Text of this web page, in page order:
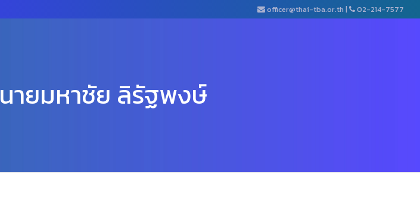
officer@thai-tba.or.th | 02-214-7577
นายมหาชัย ลิรัฐพงษ์